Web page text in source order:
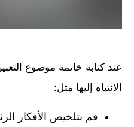
عند كتابة خاتمة موضوع
الانتباه إليها مثل:
قم بتلخيص الأفكار